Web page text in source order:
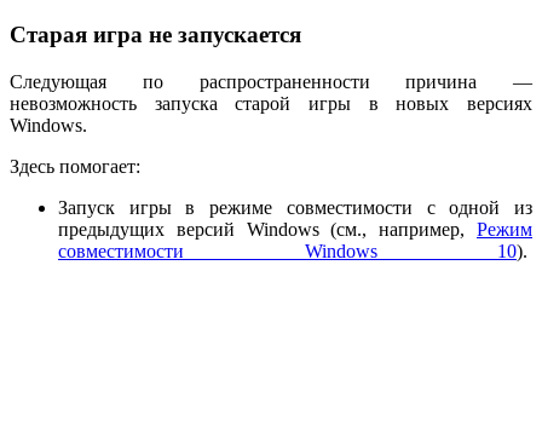
Старая игра не запускается
Следующая по распространенности причина —
невозможность запуска старой игры в новых версиях
Windows.
Здесь помогает:
Запуск игры в режиме совместимости с одной из
предыдущих версий Windows (см., например, Режим
совместимости Windows 10).